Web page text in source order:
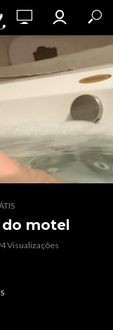
do motel
Visualizações